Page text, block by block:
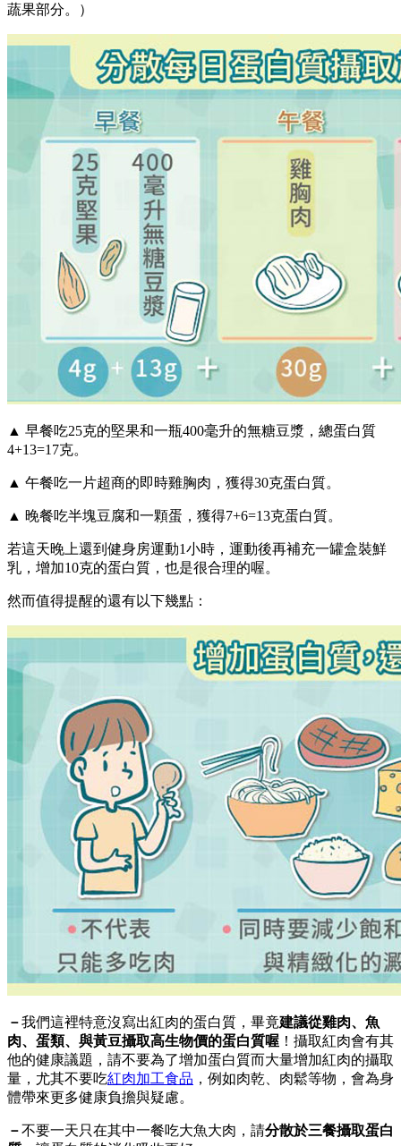
蔬果部分。）
▲ 早餐吃25克的堅果和一瓶400毫升的無糖豆漿，總蛋白質
4+13=17克。
▲ 午餐吃一片超商的即時雞胸肉，獲得30克蛋白質。
▲ 晚餐吃半塊豆腐和一顆蛋，獲得7+6=13克蛋白質。
若這天晚上還到健身房運動1小時，運動後再補充一罐盒裝鮮
乳，增加10克的蛋白質，也是很合理的喔。
然而值得提醒的還有以下幾點：
－我們這裡特意沒寫出紅肉的蛋白質，畢竟建議從雞肉、魚
肉、蛋類、與黃豆攝取高生物價的蛋白質喔 ！攝取紅肉會有其
他的健康議題，請不要為了增加蛋白質而大量增加紅肉的攝取
量，尤其不要吃紅肉加工食品 ，例如肉乾、肉鬆等物，會為身
體帶來更多健康負擔與疑慮。
－不要一天只在其中一餐吃大魚大肉，請分散於三餐攝取蛋白